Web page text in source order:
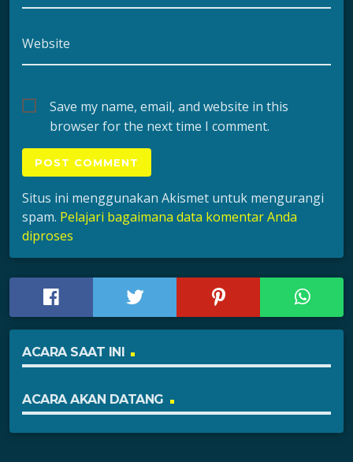
Website
Save my name, email, and website in this
browser for the next time I comment.
Situs ini menggunakan Akismet untuk mengurangi
spam. Pelajari bagaimana data komentar Anda
diproses
ACARA SAAT INI
ACARA AKAN DATANG